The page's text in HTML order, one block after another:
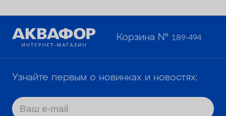
Корзина №189-494
Узнайте первым о новинках и новостях: